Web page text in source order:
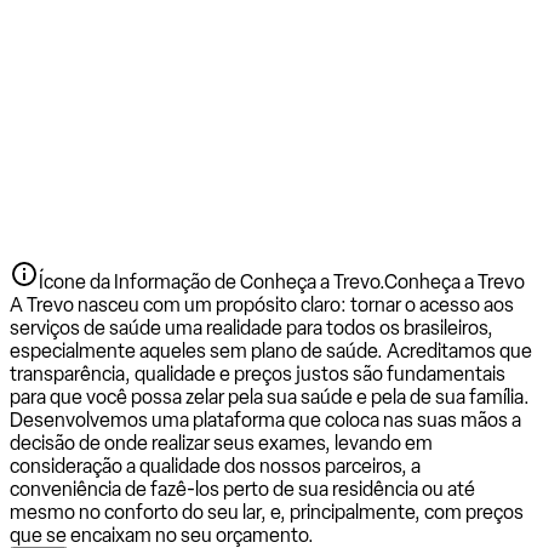
Ícone da Informação de Conheça a Trevo.Conheça a Trevo
A Trevo nasceu com um propósito claro: tornar o acesso aos
serviços de saúde uma realidade para todos os brasileiros,
especialmente aqueles sem plano de saúde. Acreditamos que
transparência, qualidade e preços justos são fundamentais
para que você possa zelar pela sua saúde e pela de sua família.
Desenvolvemos uma plataforma que coloca nas suas mãos a
decisão de onde realizar seus exames, levando em
consideração a qualidade dos nossos parceiros, a
conveniência de fazê-los perto de sua residência ou até
mesmo no conforto do seu lar, e, principalmente, com preços
que se encaixam no seu orçamento.